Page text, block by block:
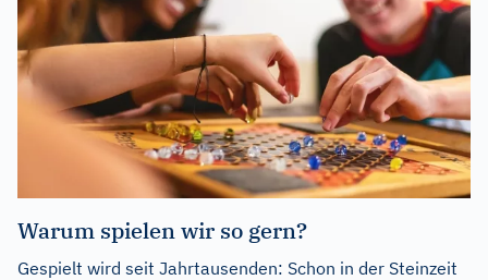
Warum spielen wir so gern?
Gespielt wird seit Jahrtausenden: Schon in der Steinzeit